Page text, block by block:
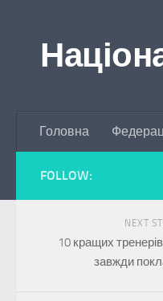
Головна
FOLLOW:
NEXT
10 кращих
завжди